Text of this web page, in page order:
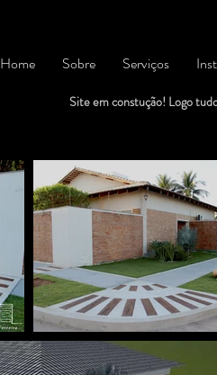
Home Sobre Serviços
Site em constução! Logo